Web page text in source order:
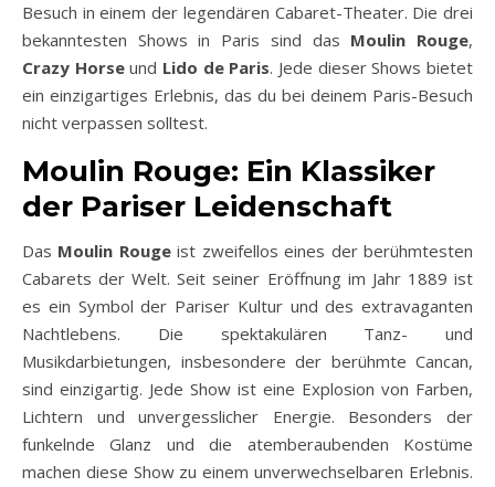
Besuch in einem der legendären Cabaret-Theater. Die drei
bekanntesten Shows in Paris sind das Moulin Rouge,
Crazy Horseund Lido de Paris. Jede dieser Shows bietet
ein einzigartiges Erlebnis, das du bei deinem Paris-Besuch
nicht verpassen solltest.
Moulin Rouge: Ein Klassiker
der Pariser Leidenschaft
Das Moulin Rougeist zweifellos eines der berühmtesten
Cabarets der Welt. Seit seiner Eröffnung im Jahr 1889 ist
es ein Symbol der Pariser Kultur und des extravaganten
Nachtlebens. Die spektakulären Tanz- und
Musikdarbietungen, insbesondere der berühmte Cancan,
sind einzigartig. Jede Show ist eine Explosion von Farben,
Lichtern und unvergesslicher Energie. Besonders der
funkelnde Glanz und die atemberaubenden Kostüme
machen diese Show zu einem unverwechselbaren Erlebnis.